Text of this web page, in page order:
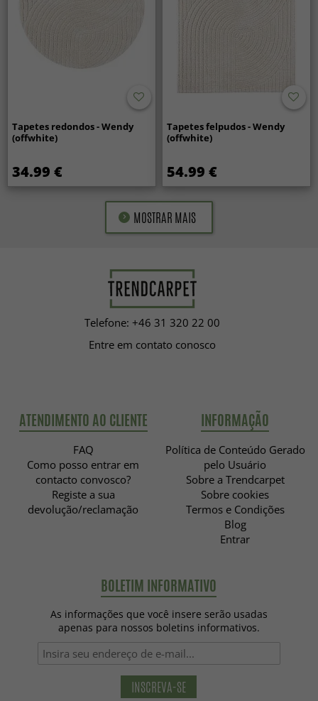
Tapetes redondos - Wendy
(offwhite)
34.99 €
Tapetes felpudos - Wendy
(offwhite)
54.99 €
MOSTRAR MAIS
Telefone: +46 31 320 22 00
Entre em contato conosco
ATENDIMENTO AO CLIENTE
FAQ
Como posso entrar em
contacto convosco?
Registe a sua
devolução/reclamação
INFORMAÇÃO
Política de Conteúdo Gerado
pelo Usuário
Sobre a Trendcarpet
Sobre cookies
Termos e Condições
Blog
Entrar
BOLETIM INFORMATIVO
As informações que você insere serão usadas
apenas para nossos boletins informativos.
INSCREVA-SE